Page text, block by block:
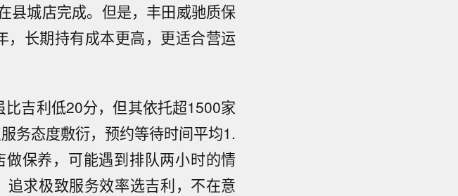
县城店完成。但是，丰田威驰质保
长期持有成本更高，更适合营运
吉利低20分，但其依托超1500家
务态度敷衍，预约等待时间平均1.
保养，可能遇到排队两小时的情
求极致服务效率选吉利，不在意